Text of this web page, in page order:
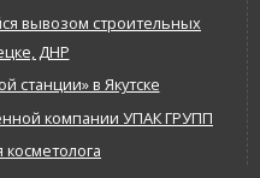
вывозом строительных
ДНР
станции» в Якутске
компании УПАК ГРУПП
косметолога